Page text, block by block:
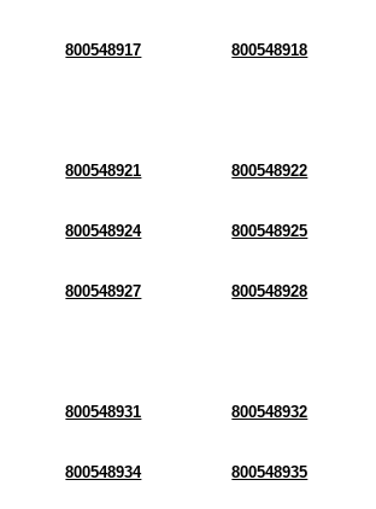
800548917 800548918
800548921 800548922
800548924 800548925
800548927 800548928
800548931 800548932
800548934 800548935